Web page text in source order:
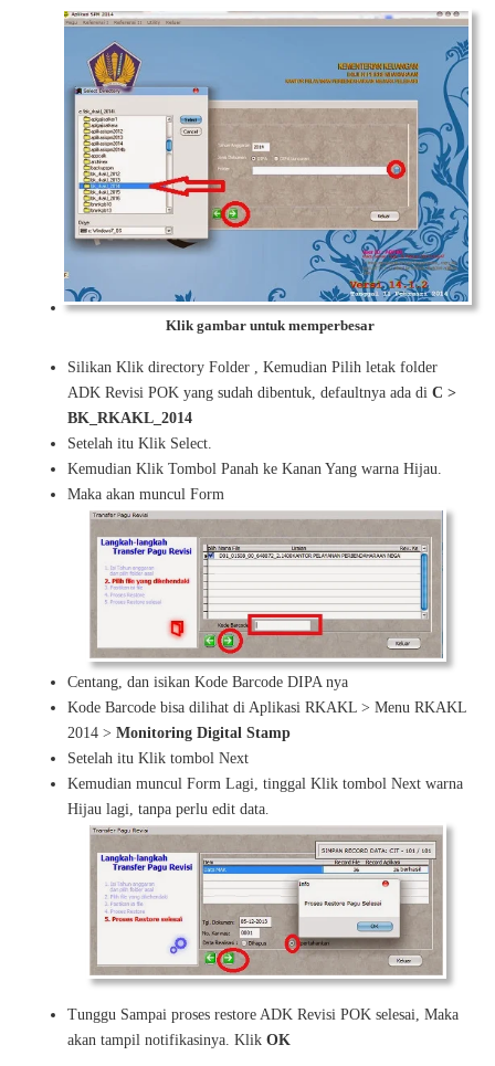
Klik gambar untuk memperbesar
Silikan Klik directory Folder , Kemudian Pilih letak folder
ADK Revisi POK yang sudah dibentuk, defaultnya ada di C >
BK_RKAKL_2014
Setelah itu Klik Select.
Kemudian Klik Tombol Panah ke Kanan Yang warna Hijau.
Maka akan muncul Form
Centang, dan isikan Kode Barcode DIPA nya
Kode Barcode bisa dilihat di Aplikasi RKAKL > Menu RKAKL
2014 > Monitoring Digital Stamp
Setelah itu Klik tombol Next
Kemudian muncul Form Lagi, tinggal Klik tombol Next warna
Hijau lagi, tanpa perlu edit data.
Tunggu Sampai proses restore ADK Revisi POK selesai, Maka
akan tampil notifikasinya. Klik OK